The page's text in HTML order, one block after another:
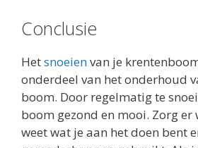
Conclusie
Hetsnoeienvan je
onderdeel van het onderhoud
boom. Door regelmatig te
boom gezond en mooi. Zorg er
weet wat je aan het doen bent